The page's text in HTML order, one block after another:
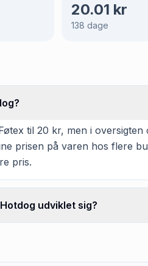
20.01 kr
138 dage
til 20 kr, men i
prisen på varen hos flere
pris.
udviklet sig?